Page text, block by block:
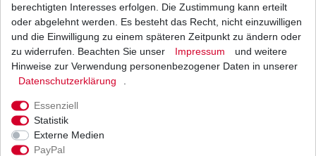
Ab einem Warenwert von
500 Euro versenden wir
die Ware kostenlos zu
Vorkasse
Barzahlung bei Abholung in
53783 Eitorf (
Bitte
unbedingt Termin
berechtigten Interesses erfolgen. Die Zustimmung kann erteilt
oder abgelehnt werden. Es besteht das Recht, nicht einzuwilligen
und die Einwilligung zu einem späteren Zeitpunkt zu ändern oder
zu widerrufen. Beachten Sie unser
Impressum
und weitere
Hinweise zur Verwendung personenbezogener Daten in unserer
Daten­schutz­erklärung
Essenziell
Statistik
Externe Medien
PayPal